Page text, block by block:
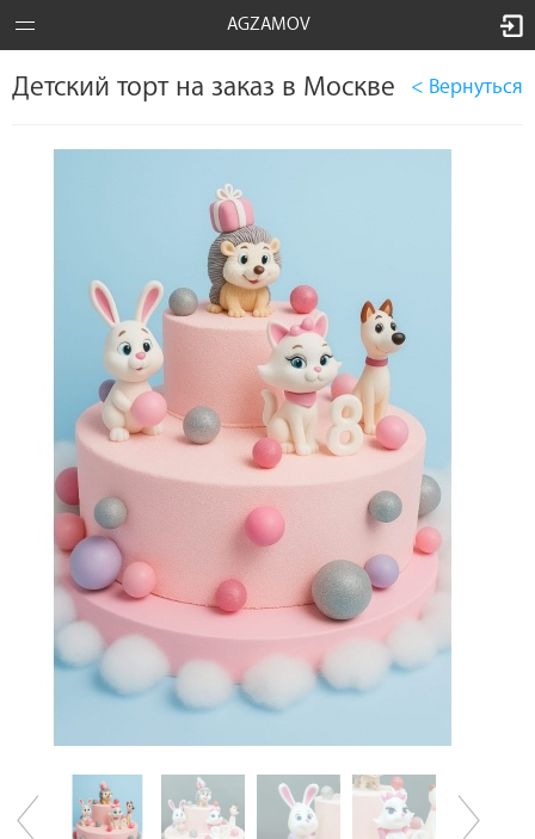
AGZAMOV
Детский торт на заказ в Москве < Вернуться